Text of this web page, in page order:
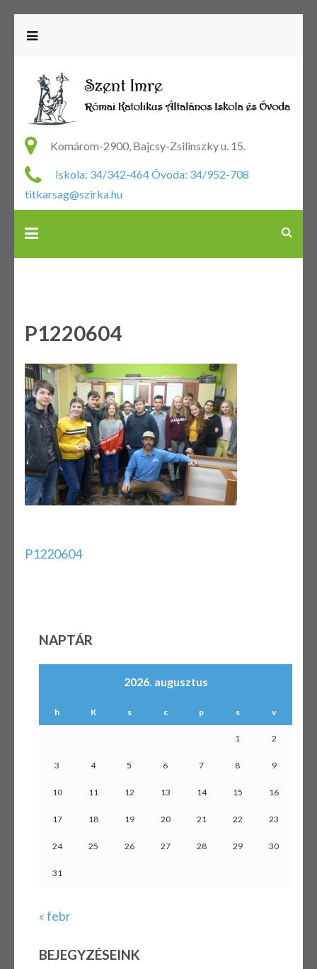
Komárom-2900, Bajcsy-Zsilinszky u. 15.
Iskola: 34/342-464 Óvoda: 34/952-708
titkarsag@szirka.hu
P1220604
Bejegyzés
P1220604
NAPTÁR
2026. augusztus
h K s c p s v
1 2
3 4 5 6 7 8 9
10 11 12 13 14 15 16
17 18 19 20 21 22 23
24 25 26 27 28 29 30
31
« febr
BEJEGYZÉSEINK